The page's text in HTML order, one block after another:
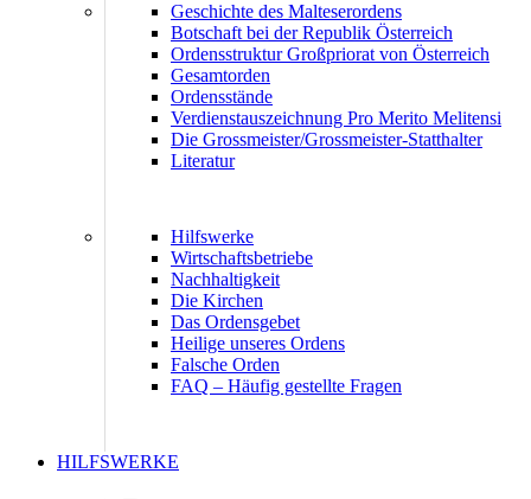
Geschichte des Malteserordens
Botschaft bei der Republik Österreich
Ordensstruktur Großpriorat von Österreich
Gesamtorden
Ordensstände
Verdienstauszeichnung Pro Merito Melitensi
Die Grossmeister/Grossmeister-Statthalter
Literatur
Hilfswerke
Wirtschaftsbetriebe
Nachhaltigkeit
Die Kirchen
Das Ordensgebet
Heilige unseres Ordens
Falsche Orden
FAQ – Häufig gestellte Fragen
HILFSWERKE